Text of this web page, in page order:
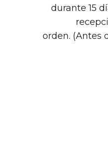
durante 15
orden. (Antes